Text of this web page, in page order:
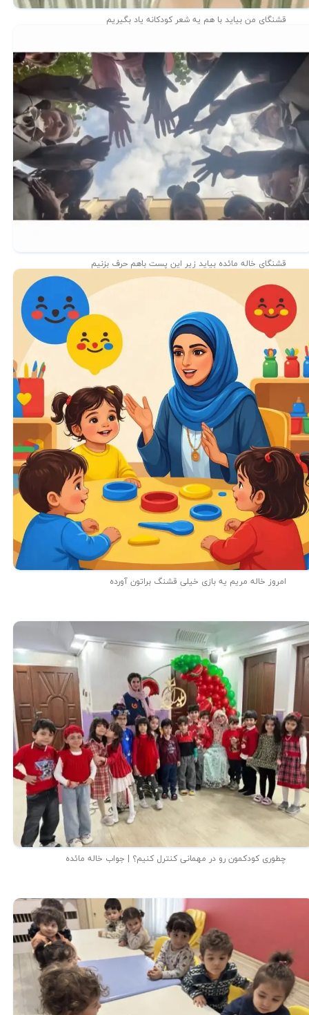
★★
قشنگای من بيايد با هم یه شعر کودکانه ياد بگیریم
قشنگای خاله مائده بیاید زیر این پست باهم حرف بزنیم
امروز خاله مریم یه بازی خیلی قشنگ براتون آورده
چطوری کودکمون رو در مهمانی کنترل کنیم؟ | جواب خاله مائده